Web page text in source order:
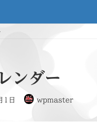
ンダー
1日 wpmaster